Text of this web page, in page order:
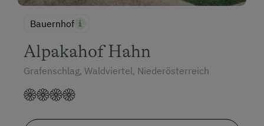
Aktivurlaub Winter
Sanfter Winter
Skitouren
Bauernhof
Alpakahof Hahn
Grafenschlag, Waldviertel, Niederösterreich